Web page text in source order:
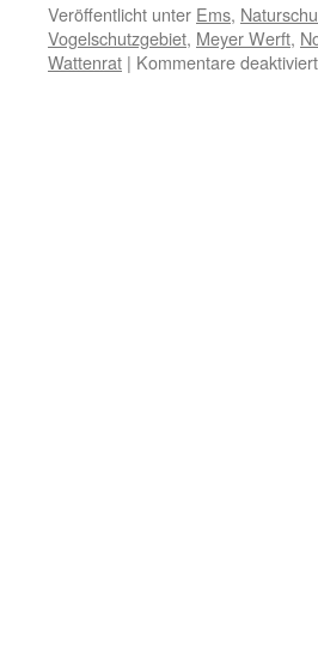
Veröffentlicht unter Ems,
Vogelschutzgebiet, Meyer Werft,
Wattenrat | Kommentare deaktiviert